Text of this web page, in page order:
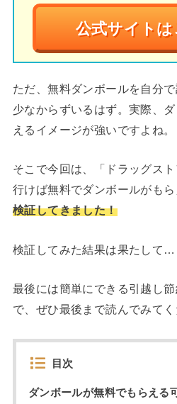
公式サイト
ただ、無料ダンボールを自分
少なからずいるはず。実際、
えるイメージが強いですよね。
そこで今回は、「ドラッグス
行けば無料でダンボールがも
検証してきました！
検証してみた結果は果たして…
最後には簡単にできる引越し
で、ぜひ最後まで読んでみてく
目次
ダンボールが無料でもらえる